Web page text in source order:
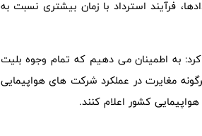
فرآیند استرداد با زمان بیشتری نسبت به
به اطمینان می دهیم که تمام وجوه بلیت
مغایرت در عملکرد شرکت های هواپیمایی
کشور اعلام کنند.